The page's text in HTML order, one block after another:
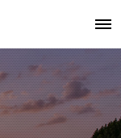
REVIEW LIFE